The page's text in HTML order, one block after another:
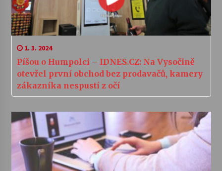
1. 3. 2024
Píšou o Humpolci – IDNES.CZ: Na Vysočině
otevřel první obchod bez prodavačů, kamery
zákazníka nespustí z očí